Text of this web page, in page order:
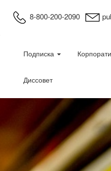
8-800-200-2090
Подписка
Диссовет